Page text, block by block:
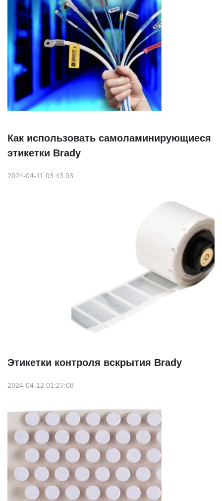
Как использовать самоламинирующиеся
этикетки Brady
2024-04-11 03:43:03
Этикетки контроля вскрытия Brady
2024-04-12 01:27:08